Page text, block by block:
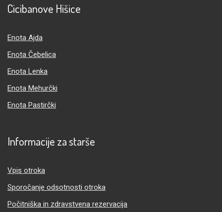
Cicibanove Hišice
Enota Ajda
Enota Čebelica
Enota Lenka
Enota Mehurčki
Enota Pastirčki
Informacije za starše
Vpis otroka
Sporočanje odsotnosti otroka
Počitniška in zdravstvena rezervacija